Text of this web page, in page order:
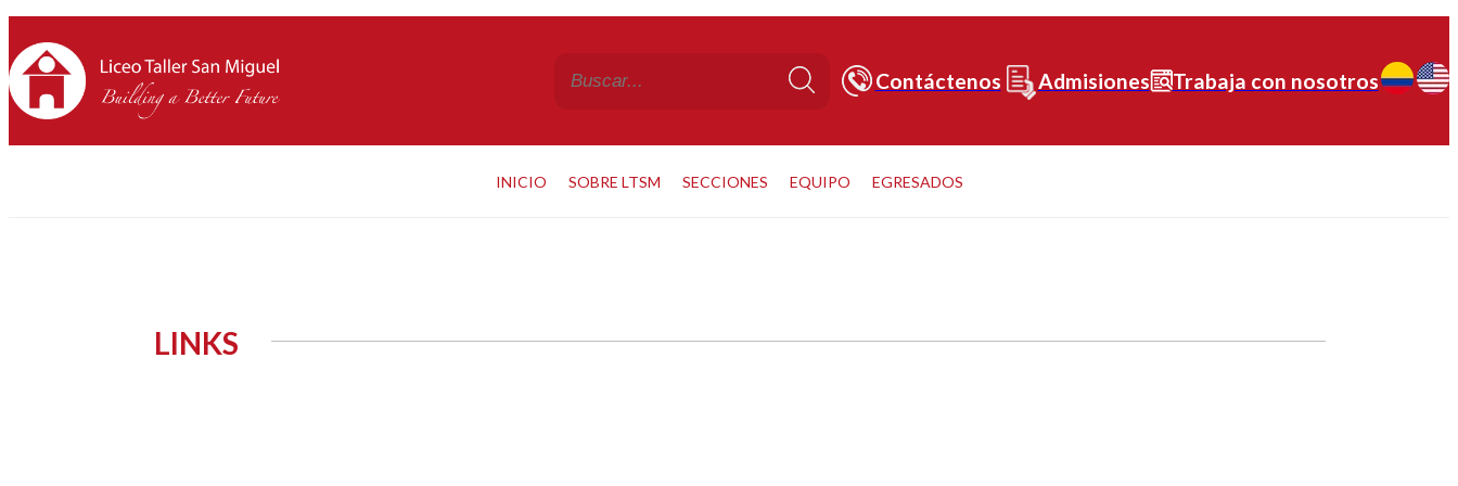
Contáctenos Admisiones Trabaja con nosotros
INICIO SOBRE LTSM SECCIONES EQUIPO EGRESADOS
LINKS